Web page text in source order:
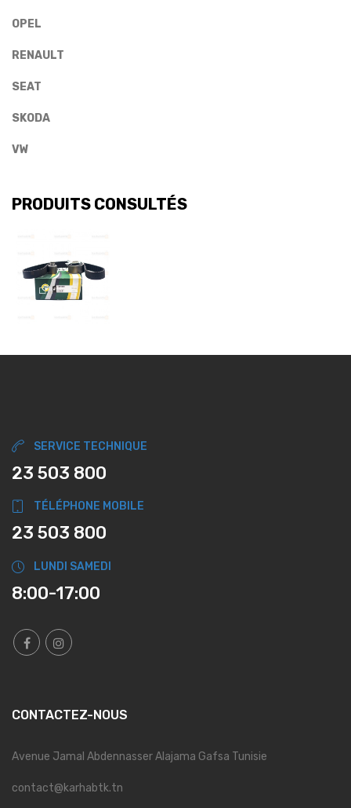
OPEL
RENAULT
SEAT
SKODA
VW
PRODUITS CONSULTÉS
SERVICE TECHNIQUE
23 503 800
TÉLÉPHONE MOBILE
23 503 800
LUNDI SAMEDI
8:00-17:00
CONTACTEZ-NOUS
Avenue Jamal Abdennasser Alajama Gafsa Tunisie
contact@karhabtk.tn